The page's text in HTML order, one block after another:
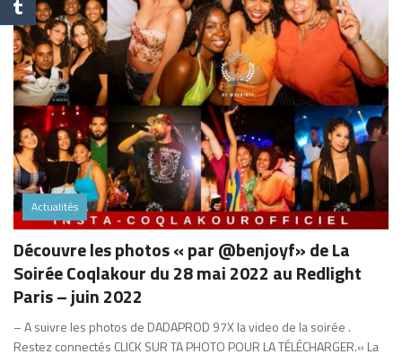
Actualités
Découvre les photos « par @benjoyf» de La
Soirée Coqlakour du 28 mai 2022 au Redlight
Paris – juin 2022
– A suivre les photos de DADAPROD 97X la video de la soirée .
Restez connectés CLICK SUR TA PHOTO POUR LA TÉLÉCHARGER.« La